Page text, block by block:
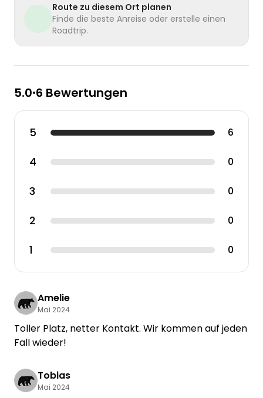
Route zu diesem Ort planen
Finde die beste Anreise oder erstelle einen
Roadtrip.
5.0•6 Bewertungen
5 6
4 0
3 0
2 0
1 0
Amelie
Mai 2024
Toller Platz, netter Kontakt. Wir kommen auf jeden
Fall wieder!
Tobias
Mai 2024